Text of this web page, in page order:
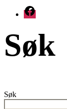
Facebook
Søk
Søk